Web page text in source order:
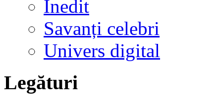
Inedit
Savanți celebri
Univers digital
Legături